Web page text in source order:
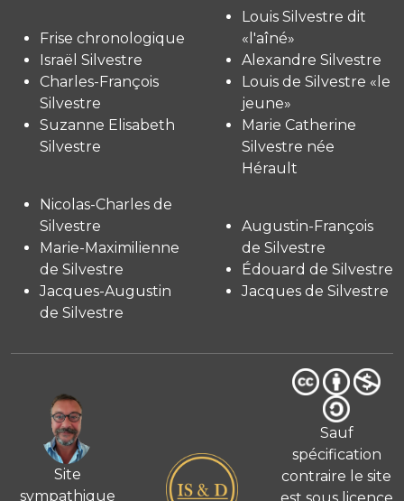
Frise chronologique
Israël Silvestre
Charles-François
Silvestre
Suzanne Elisabeth
Silvestre
Louis Silvestre dit
«l'aîné»
Alexandre Silvestre
Louis de Silvestre «le
jeune»
Marie Catherine
Silvestre née
Hérault
Nicolas-Charles de
Silvestre
Marie-Maximilienne
de Silvestre
Jacques-Augustin
de Silvestre
Augustin-François
de Silvestre
Édouard de Silvestre
Jacques de Silvestre
Site
sympathique
Sauf
spécification
contraire le site